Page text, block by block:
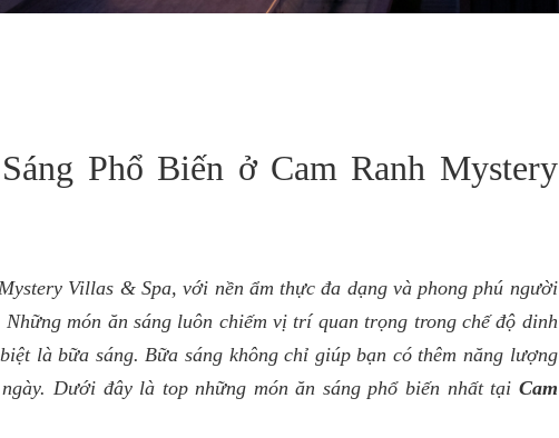
Phổ Biến ở Cam Ranh Mystery
Villas & Spa, với nền ẩm thực đa dạng và phong phú người
món ăn sáng luôn chiếm vị trí quan trọng trong chế độ dinh
là bữa sáng. Bữa sáng không chỉ giúp bạn có thêm năng lượng
Dưới đây là top những món ăn sáng phổ biến nhất tại Cam